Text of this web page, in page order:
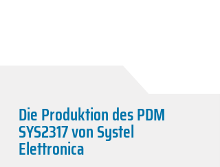
Die Produktion des PDM
SYS2317 von Systel
Elettronica